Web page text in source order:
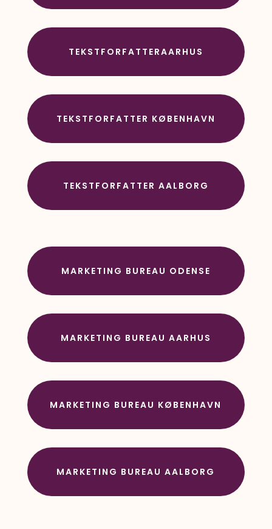
TEKSTFORFATTERAARHUS
TEKSTFORFATTER KØBENHAVN
TEKSTFORFATTER AALBORG
MARKETING BUREAU ODENSE
MARKETING BUREAU AARHUS
MARKETING BUREAU KØBENHAVN
MARKETING BUREAU AALBORG